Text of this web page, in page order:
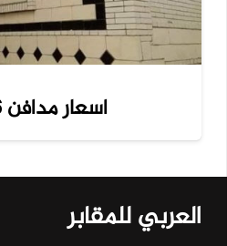
اسعار مدافن 6 اكتوبر
العربي للمقابر